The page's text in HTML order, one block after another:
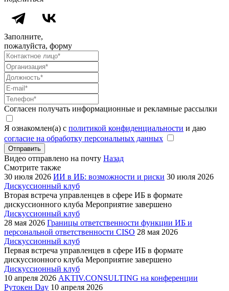
Заполните,
пожалуйста, форму
Согласен получать информационные и рекламные рассылки
Я ознакомлен(а) с политикой конфиденциальности и даю
согласие на обработку персональных данных
Отправить
Видео отправлено на почту Назад
Смотрите также
30 июля 2026 ИИ в ИБ: возможности и риски 30 июля 2026
Дискуссионный клуб
Вторая встреча управленцев в сфере ИБ в формате
дискуссионного клуба Мероприятие завершено
Дискуссионный клуб
28 мая 2026 Границы ответственности функции ИБ и
персональной ответственности CISO 28 мая 2026
Дискуссионный клуб
Первая встреча управленцев в сфере ИБ в формате
дискуссионного клуба Мероприятие завершено
Дискуссионный клуб
10 апреля 2026 AKTIV.CONSULTING на конференции
Рутокен Day 10 апреля 2026